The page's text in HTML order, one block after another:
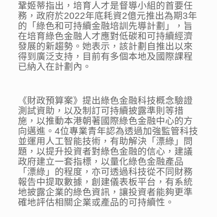
鞏姬蒂指出，培育人才是督導小組的首要任
務，政府於2022年底耗資2億元推出為期3年
的「綠色和可持續金融培訓先導計劃」，旨
在培育綠色金融人才應對低碳和可持續經濟
發展的新趨勢。她表示，該計劃自推出以來
得到廣泛支持，目前有多個本地及國際課程
已納入在計劃內。
《財政預算案》提出綠色金融科技概念驗證
測試資助，以及制訂可持續披露準則等措
施，以推動本港朝著國際綠色金融中心的方
向邁進。4位專業青年認為透過加強監管科技
並運用人工智能技術，有助解決「漂綠」問
題，以提升投資者對綠色金融的信心，建議
政府建立一套指標，以量化綠色金融產品
「漂綠」的程度，亦可透過科技從不同財務
報告中提取數據，創建儀表板平台，有系統
地披露企業的綠色資訊，讓投資者能夠更準
確地評估相關企業或產品的可持續性。